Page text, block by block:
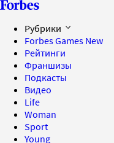
Рубрики
Forbes Games New
Рейтинги
Франшизы
Подкасты
Видео
Life
Woman
Sport
Young